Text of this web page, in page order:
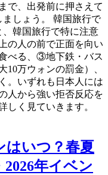
で、出発前に押さえて
しょう。 韓国旅行で
韓国旅行で特に注意
の人の前で正面を向い
べる、③地下鉄・バス
万ウォンの罰金）、
。いずれも日本人には
人から強い拒否反応を
しく見ていきます。
はいつ？春夏
年イベン